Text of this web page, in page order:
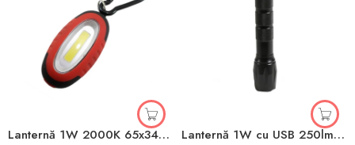
Lanternă 1W 2000K 65x34x21mm Elmos Lanternă 1W cu USB 250lm 38x160mm Elmos